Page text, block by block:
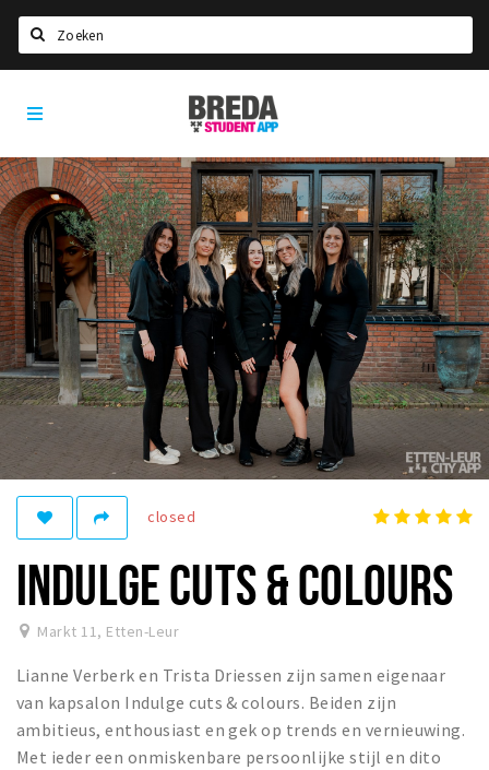
HOME
STUDYING
Welcome in Breda
Student associations
Student council
Student routes
New in town? Check FAQ!
LIVING IN BREDA
Housing
Registering municipality
Health insurance
General practitioner and first aid
Q&A
Breda Student Shop
Spin the wheel!
Breda
Student
closed
INDULGE CUTS & COLOURS
Markt 11, Etten-Leur
Lianne Verberk en Trista Driessen zijn samen eigenaar
van kapsalon Indulge cuts & colours. Beiden zijn
ambitieus, enthousiast en gek op trends en vernieuwing.
Met ieder een onmiskenbare persoonlijke stijl en dito